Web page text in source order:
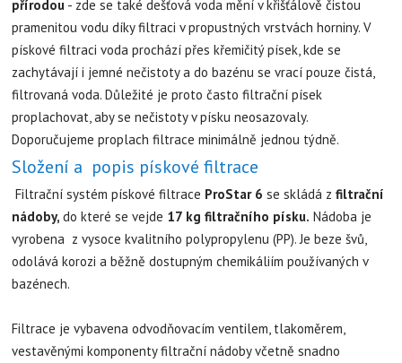
přírodou - zde se také dešťová voda mění v křišťálově čistou
pramenitou vodu díky filtraci v propustných vrstvách horniny. V
pískové filtraci voda prochází přes křemičitý písek, kde se
zachytávají i jemné nečistoty a do bazénu se vrací pouze čistá,
filtrovaná voda. Důležité je proto často filtrační písek
proplachovat, aby se nečistoty v písku neosazovaly.
Doporučujeme proplach filtrace minimálně jednou týdně.
Složení a popis pískové filtrace
Filtrační systém pískové filtrace ProStar 6 se skládá zfiltrační
nádoby,do které se vejde 17 kg filtračního písku. Nádoba je
vyrobena z vysoce kvalitního polypropylenu (PP). Je beze švů,
odolává korozi a běžně dostupným chemikáliím používaných v
bazénech.
Filtrace je vybavena odvodňovacím ventilem, tlakoměrem,
vestavěnými komponenty filtrační nádoby včetně snadno